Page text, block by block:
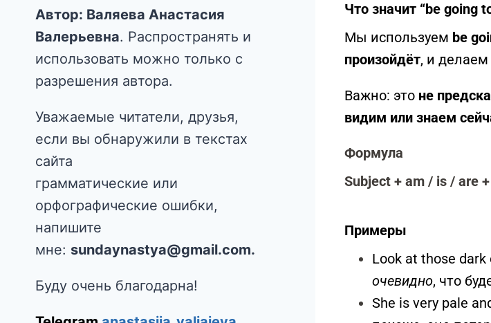
Что значит “be going
Мы используем be
произойдёт, и
Важно: это не
видим или знаем
Формула
Subject + am / is / are
Примеры
Look at those dark
очевидно, что
She is very pale
Автор: Валяева Анастасия
Валерьевна. Распространять и
использовать можно только с
разрешения автора.
Уважаемые читатели, друзья,
если вы обнаружили в текстах
сайта
грамматические или
орфографические ошибки,
напишите
мне: sundaynastya@gmail.com.
Буду очень благодарна!